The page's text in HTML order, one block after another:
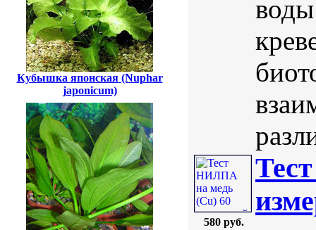
Кубышка японская (Nuphar
japonicum)
580 руб.